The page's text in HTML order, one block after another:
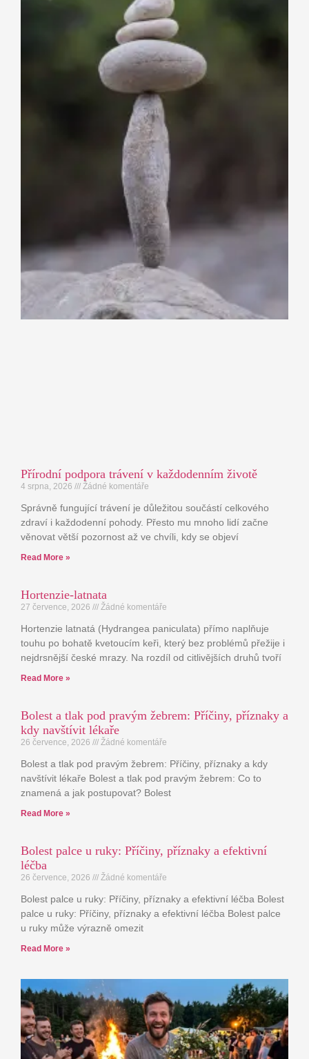
Přírodní podpora trávení v každodenním životě
4 srpna, 2026 Žádné komentáře
Správně fungující trávení je důležitou součástí celkového
zdraví i každodenní pohody. Přesto mu mnoho lidí začne
věnovat větší pozornost až ve chvíli, kdy se objeví
Read More »
Hortenzie-latnata
27 července, 2026 Žádné komentáře
Hortenzie latnatá (Hydrangea paniculata) přímo naplňuje
touhu po bohatě kvetoucím keři, který bez problémů přežije i
nejdrsnější české mrazy. Na rozdíl od citlivějších druhů tvoří
Read More »
Bolest a tlak pod pravým žebrem: Příčiny, příznaky a
kdy navštívit lékaře
26 července, 2026 Žádné komentáře
Bolest a tlak pod pravým žebrem: Příčiny, příznaky a kdy
navštívit lékaře Bolest a tlak pod pravým žebrem: Co to
znamená a jak postupovat? Bolest
Read More »
Bolest palce u ruky: Příčiny, příznaky a efektivní
léčba
26 července, 2026 Žádné komentáře
Bolest palce u ruky: Příčiny, příznaky a efektivní léčba Bolest
palce u ruky: Příčiny, příznaky a efektivní léčba Bolest palce
u ruky může výrazně omezit
Read More »